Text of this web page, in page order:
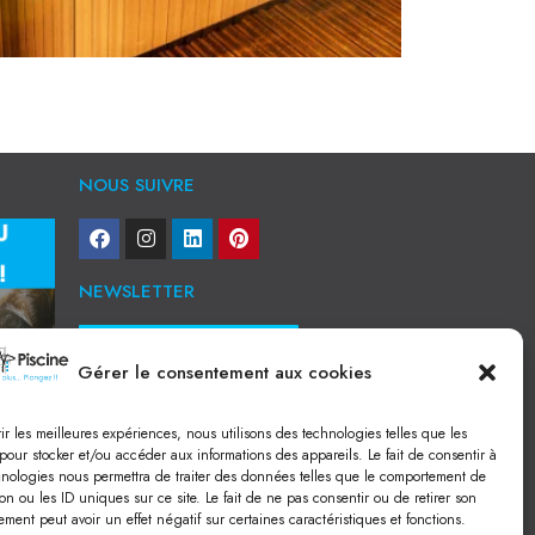
Gérer le consentement aux cookies
les meilleures expériences, nous utilisons des technologies telles que les
stocker et/ou accéder aux informations des appareils. Le fait de consentir à
nous permettra de traiter des données telles que le comportement de
ou les ID uniques sur ce site. Le fait de ne pas consentir ou de retirer son
peut avoir un effet négatif sur certaines caractéristiques et fonctions.
NOUS SUIVRE
NEWSLETTER
Construction de piscine béton à Narbonne
Piscine coque à Narbonne
Acheter SPA à Narbonne
Pisciniste Narbonne
Magasin de piscine Lézignan